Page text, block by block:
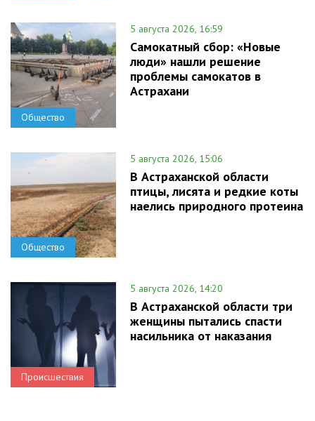
Общество
5 августа 2026, 16:59
Самокатный сбор: «Новые
люди» нашли решение
проблемы самокатов в
Астрахани
Общество
5 августа 2026, 15:06
В Астраханской области
птицы, лисята и редкие коты
наелись природного протеина
Происшествия
5 августа 2026, 14:20
В Астраханской области три
женщины пытались спасти
насильника от наказания